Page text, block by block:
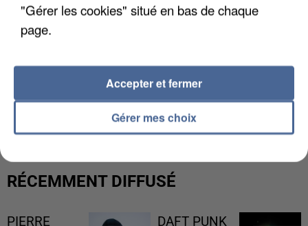
UNE TOURISTE DE L’OISE EMPORTÉE PAR UNE
COULÉE DE BOUE EN HAUTE-SAVOIE
RÉCEMMENT DIFFUSÉ
PIERRE
DAFT PUNK
"Gérer les cookies" situé en bas de chaque
page.
Gérer mes choix
Accepter et fermer